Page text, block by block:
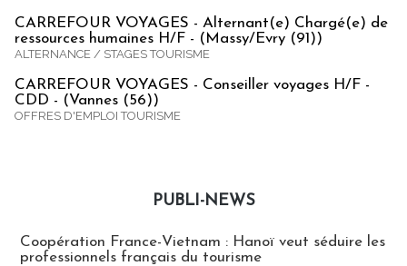
CARREFOUR VOYAGES - Alternant(e) Chargé(e) de
ressources humaines H/F - (Massy/Evry (91))
ALTERNANCE / STAGES TOURISME
CARREFOUR VOYAGES - Conseiller voyages H/F -
CDD - (Vannes (56))
OFFRES D'EMPLOI TOURISME
PUBLI-NEWS
Coopération France-Vietnam : Hanoï veut séduire les
professionnels français du tourisme